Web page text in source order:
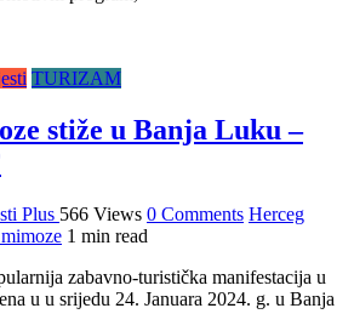
TURIZAM
stiže u Banja Luku –
Plus 566 Views 0 Comments Herceg
1 min read
zabavno-turistička manifestacija u
u u srijedu 24. Januara 2024. g. u Banja